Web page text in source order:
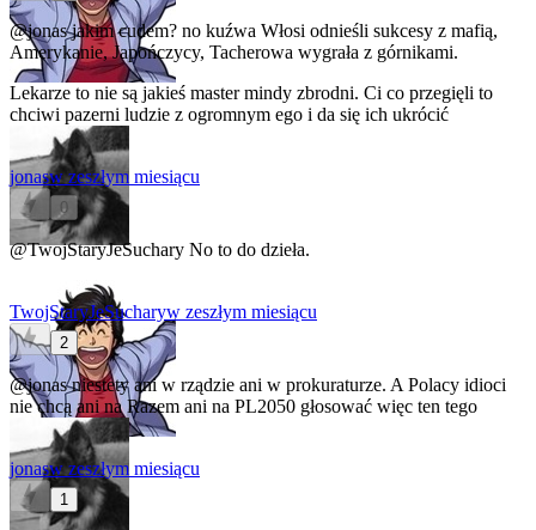
@jonasjakim cudem? no kuźwa Włosi odnieśli sukcesy z mafią,
Amerykanie, Japończycy, Tacherowa wygrała z górnikami.
Lekarze to nie są jakieś master mindy zbrodni. Ci co przegięli to
chciwi pazerni ludzie z ogromnym ego i da się ich ukrócić
jonasw zeszłym miesiącu
0
@TwojStaryJeSuchary No to do dzieła.
TwojStaryJeSucharyw zeszłym miesiącu
2
@jonasniestety ani w rządzie ani w prokuraturze. A Polacy idioci
nie chcą ani na Razem ani na PL2050 głosować więc ten tego
jonasw zeszłym miesiącu
1